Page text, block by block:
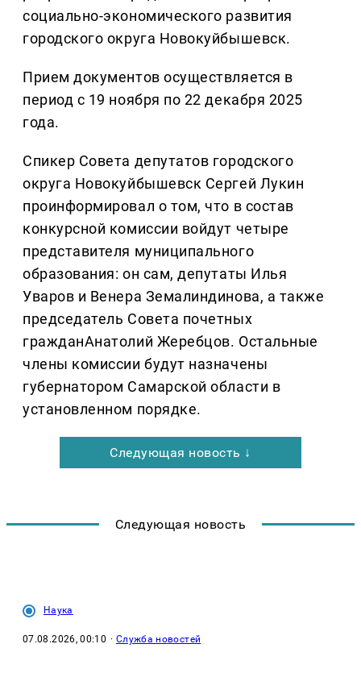
социально-экономического развития
городского округа Новокуйбышевск.
Прием документов осуществляется в
период с 19 ноября по 22 декабря 2025
года.
Спикер Совета депутатов городского
округа Новокуйбышевск Сергей Лукин
проинформировал о том, что в состав
конкурсной комиссии войдут четыре
представителя муниципального
образования: он сам, депутаты Илья
Уваров и Венера Земалиндинова, а также
председатель Совета почетных
гражданАнатолий Жеребцов. Остальные
члены комиссии будут назначены
губернатором Самарской области в
установленном порядке.
Следующая новость ↓
Следующая новость
Наука
07.08.2026, 00:10 · Служба новостей